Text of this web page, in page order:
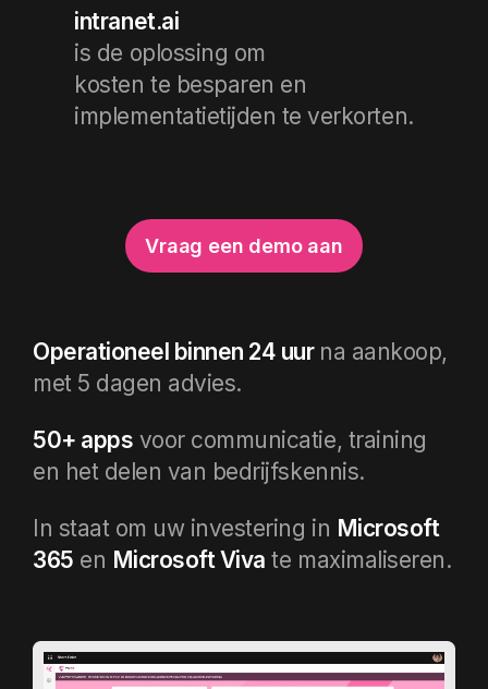
intranet.ai
is de oplossing om
kosten te besparen en
implementatietijden te verkorten.
Vraag een demo aan
Operationeel binnen 24 uur na aankoop,
met 5 dagen advies.
50+ apps voor communicatie, training
en het delen van bedrijfskennis.
In staat om uw investering in Microsoft
365 en Microsoft Viva te maximaliseren.